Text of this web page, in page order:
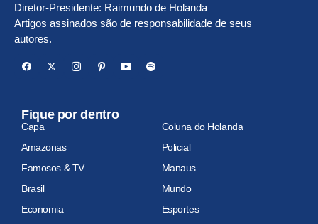
Diretor-Presidente: Raimundo de Holanda
Artigos assinados são de responsabilidade de seus
autores.
Fique por dentro
Capa
Coluna do Holanda
Amazonas
Policial
Famosos & TV
Manaus
Brasil
Mundo
Economia
Esportes